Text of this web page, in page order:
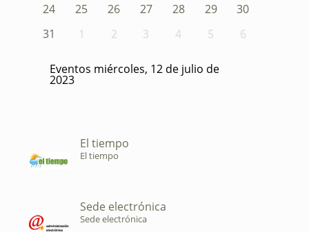
24
25 26 27 28 29
30
31
1 2 3 4 5 6
Eventos miércoles, 12 de julio de
2023
El tiempo
El tiempo
Sede electrónica
Sede electrónica